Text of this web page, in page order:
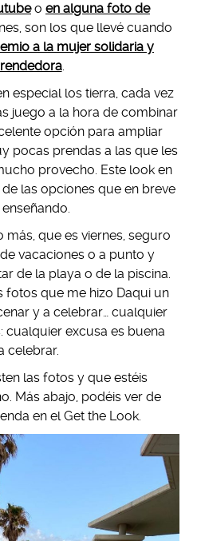
o en alguna foto de
son los que llevé cuando
a la mujer solidaria y
.
especial los tierra, cada vez
juego a la hora de combinar
opción para ampliar
pocas prendas a las que les
provecho. Este look en
las opciones que en breve
que es viernes, seguro
vacaciones o a punto y
de la playa o de la piscina.
fotos que me hizo Daqui un
y a celebrar… cualquier
cualquier excusa es buena
celebrar.
las fotos y que estéis
Más abajo, podéis ver de
en el Get the Look.